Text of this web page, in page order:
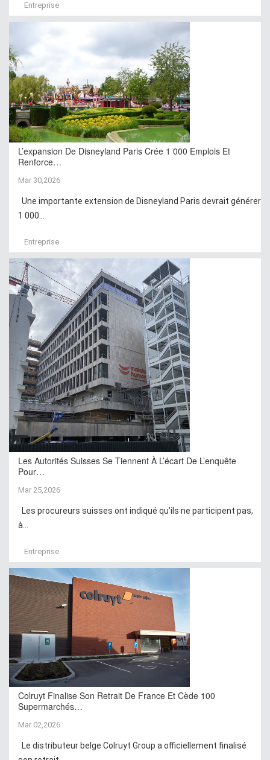
Entreprise
L’expansion De Disneyland Paris Crée 1 000 Emplois Et
Renforce…
Mar 30,2026
Une importante extension de Disneyland Paris devrait générer
1 000...
Entreprise
Les Autorités Suisses Se Tiennent À L’écart De L’enquête
Pour…
Mar 25,2026
Les procureurs suisses ont indiqué qu’ils ne participent pas,
à...
Entreprise
Colruyt Finalise Son Retrait De France Et Cède 100
Supermarchés…
Mar 02,2026
Le distributeur belge Colruyt Group a officiellement finalisé